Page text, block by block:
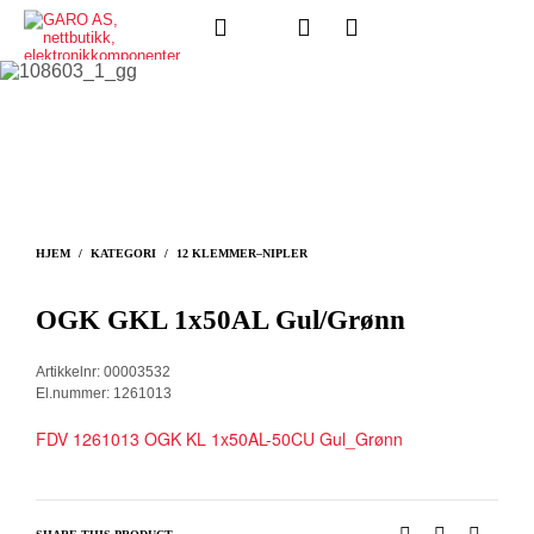
HJEM / KATEGORI / 12 KLEMMER–NIPLER
OGK GKL 1x50AL Gul/Grønn
Artikkelnr: 00003532
El.nummer: 1261013
FDV 1261013 OGK KL 1x50AL-50CU Gul_Grønn